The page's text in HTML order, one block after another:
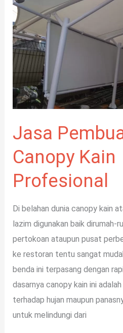
Jasa
Canopy Kain
Profesional
Di belahan dunia canopy kain
lazim digunakan baik dirumah-
pertokoan ataupun pusat
ke restoran tentu sangat
benda ini terpasang dengan
dasarnya canopy kain ini
terhadap hujan maupun
untuk melindungi dari
Kain
Profesional